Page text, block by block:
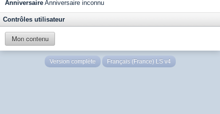
Anniversaire Anniversaire inconnu
Contrôles utilisateur
Mon contenu
Version complète Français (France) LS v4